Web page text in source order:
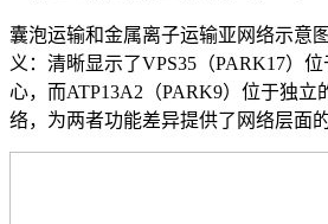
囊泡运输和金属离子运输亚网络示意
义：清晰显示了VPS35（PARK17）
心，而ATP13A2（PARK9）位于独立
络，为两者功能差异提供了网络层面的